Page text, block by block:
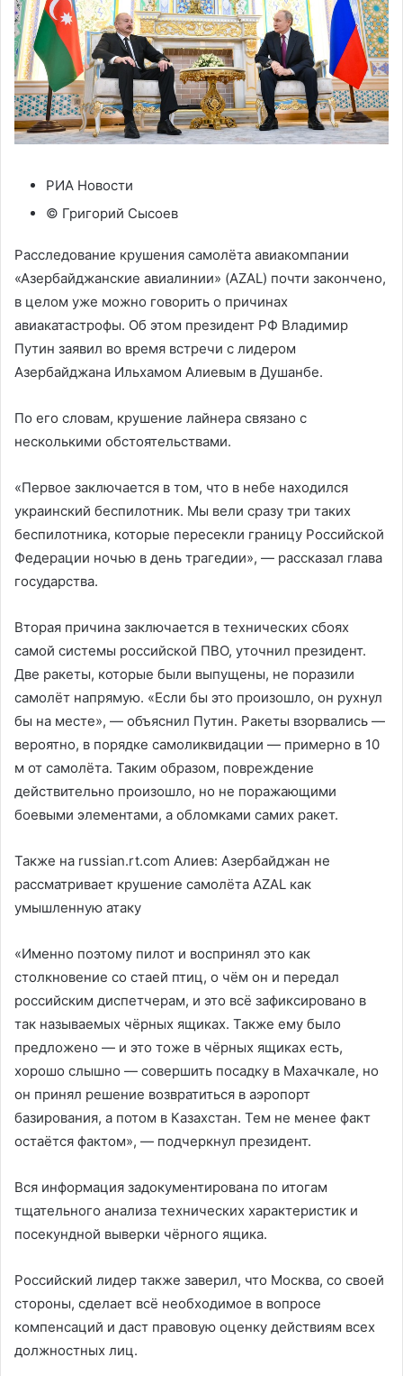
РИА Новости
© Григорий Сысоев
Расследование крушения самолёта авиакомпании
«Азербайджанские авиалинии» (AZAL) почти закончено,
в целом уже можно говорить о причинах
авиакатастрофы. Об этом президент РФ Владимир
Путин заявил во время встречи с лидером
Азербайджана Ильхамом Алиевым в Душанбе.
По его словам, крушение лайнера связано с
несколькими обстоятельствами.
«Первое заключается в том, что в небе находился
украинский беспилотник. Мы вели сразу три таких
беспилотника, которые пересекли границу Российской
Федерации ночью в день трагедии», — рассказал глава
государства.
Вторая причина заключается в технических сбоях
самой системы российской ПВО, уточнил президент.
Две ракеты, которые были выпущены, не поразили
самолёт напрямую. «Если бы это произошло, он рухнул
бы на месте», — объяснил Путин. Ракеты взорвались —
вероятно, в порядке самоликвидации — примерно в 10
м от самолёта. Таким образом, повреждение
действительно произошло, но не поражающими
боевыми элементами, а обломками самих ракет.
Также на russian.rt.com Алиев: Азербайджан не
рассматривает крушение самолёта AZAL как
умышленную атаку
«Именно поэтому пилот и воспринял это как
столкновение со стаей птиц, о чём он и передал
российским диспетчерам, и это всё зафиксировано в
так называемых чёрных ящиках. Также ему было
предложено — и это тоже в чёрных ящиках есть,
хорошо слышно — совершить посадку в Махачкале, но
он принял решение возвратиться в аэропорт
базирования, а потом в Казахстан. Тем не менее факт
остаётся фактом», — подчеркнул президент.
Вся информация задокументирована по итогам
тщательного анализа технических характеристик и
посекундной выверки чёрного ящика.
Российский лидер также заверил, что Москва, со своей
стороны, сделает всё необходимое в вопросе
компенсаций и даст правовую оценку действиям всех
должностных лиц.